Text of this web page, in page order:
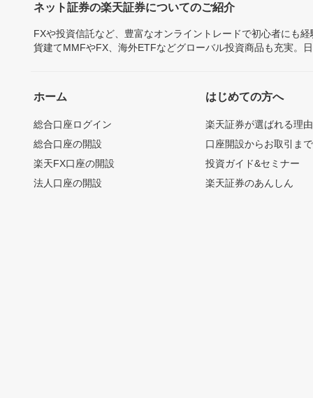
ネット証券の楽天証券についてのご紹介
FXや投資信託など、豊富なオンライントレードで初心者にも
貨建てMMFやFX、海外ETFなどグローバル投資商品も充実。
ホーム
総合口座ログイン
総合口座の開設
楽天FX口座の開設
法人口座の開設
はじめての方へ
楽天証券が選ばれる理由
口座開設からお取引ま
投資ガイド&セミナー
楽天証券のあんしん